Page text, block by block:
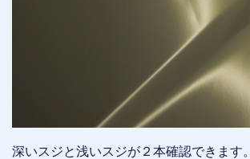
深いスジと浅いスジが２本確認できます。